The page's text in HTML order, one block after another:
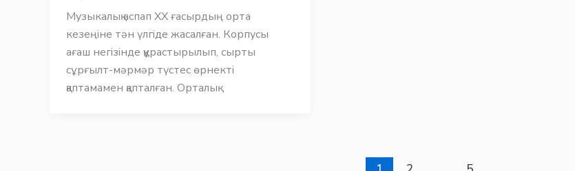
Музыкалық аспап ХХ ғасырдың орта
кезеңіне тән үлгіде жасалған. Корпусы
ағаш негізінде құрастырылып, сырты
сұрғылт-мәрмәр түстес өрнекті
қаптамамен қапталған. Орталық